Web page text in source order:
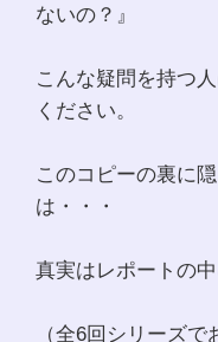
ないの？』
こんな疑問を持つ
ください。
このコピーの裏に
は・・・
真実はレポートの中
（全6回シリーズ